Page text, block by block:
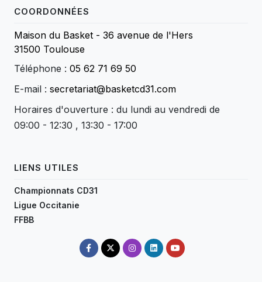
COORDONNÉES
Maison du Basket - 36 avenue de l'Hers
31500 Toulouse
Téléphone : 05 62 71 69 50
E-mail : secretariat@basketcd31.com
Horaires d'ouverture : du lundi au vendredi de
09:00 - 12:30 , 13:30 - 17:00
LIENS UTILES
Championnats CD31
Ligue Occitanie
FFBB